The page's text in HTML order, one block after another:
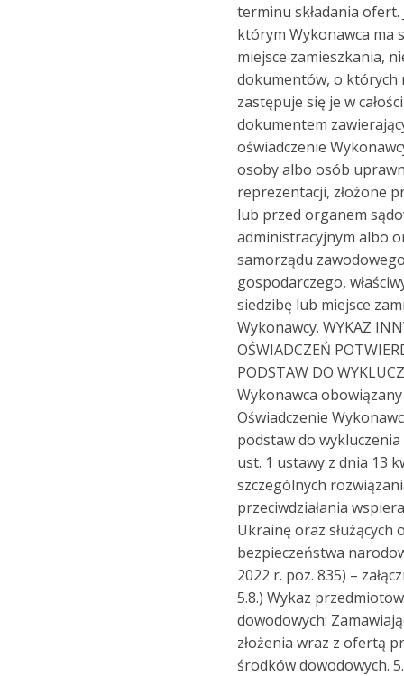
terminu składania ofert.
którym Wykonawca ma
miejsce zamieszkania,
dokumentów, o których
zastępuje się je w
dokumentem
oświadczenie
osoby albo osób
reprezentacji, złożone
lub przed organem
administracyjnym albo
samorządu
gospodarczego,
siedzibę lub miejsce
Wykonawcy. WYKAZ
OŚWIADCZEŃ
PODSTAW DO
Wykonawca obowiązany
Oświadczenie
podstaw do
ust. 1 ustawy z dnia 13
szczególnych
przeciwdziałania
Ukrainę oraz służących
bezpieczeństwa
2022 r. poz. 835) –
5.8.) Wykaz
dowodowych:
złożenia wraz z ofertą
środków dowodowych.